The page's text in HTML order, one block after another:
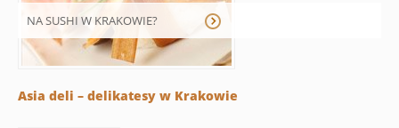
NA SUSHI W KRAKOWIE?
Asia deli – delikatesy w Krakowie